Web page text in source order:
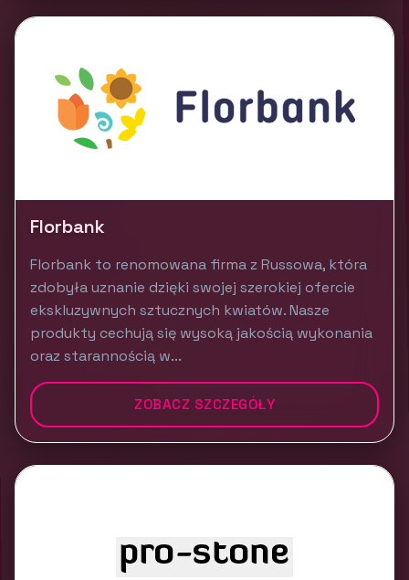
Florbank
Florbank to renomowana firma z Russowa, która
zdobyła uznanie dzięki swojej szerokiej ofercie
ekskluzywnych sztucznych kwiatów. Nasze
produkty cechują się wysoką jakością wykonania
oraz starannością w...
ZOBACZ SZCZEGÓŁY